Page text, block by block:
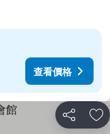
查看價格
分享 加